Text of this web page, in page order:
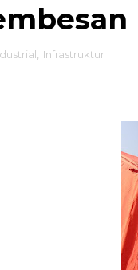
Infrastruktur